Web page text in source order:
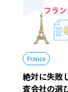
France
絶対に失敗
査会社の選